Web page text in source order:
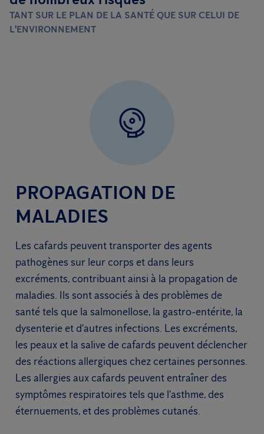
TANT SUR LE PLAN DE LA SANTÉ QUE SUR CELUI DE
L'ENVIRONNEMENT
PROPAGATION DE
MALADIES
Les cafards peuvent transporter des agents
pathogènes sur leur corps et dans leurs
excréments, contribuant ainsi à la propagation de
maladies. Ils sont associés à des problèmes de
santé tels que la salmonellose, la gastro-entérite, la
dysenterie et d'autres infections. Les excréments,
les peaux et la salive de cafards peuvent déclencher
des réactions allergiques chez certaines personnes.
Les allergies aux cafards peuvent entraîner des
symptômes respiratoires tels que l'asthme, des
éternuements, et des problèmes cutanés.